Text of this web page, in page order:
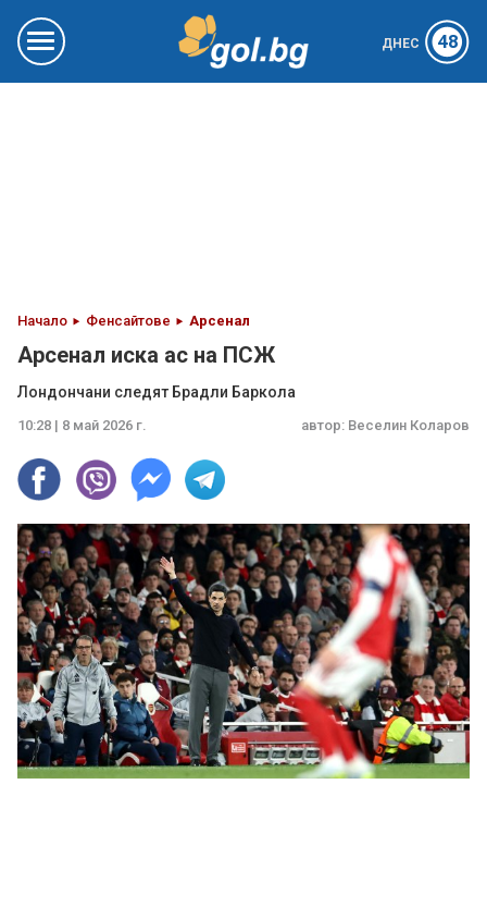
ДНЕС 48
Начало Фенсайтове Арсенал
Арсенал иска ас на ПСЖ
Лондончани следят Брадли Баркола
10:28 | 8 май 2026 г. автор: Веселин Коларов